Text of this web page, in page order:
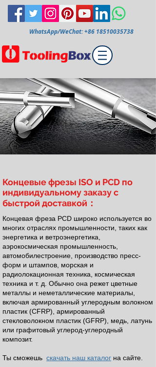
WhatsApp/WeChat:+86 18510035738
Концевые фрезы ISO и PCD по
индивидуальному заказу с
быстрой доставкой：
Концевая фреза PCD широко используется во
многих отраслях промышленности, таких как
энергетика и ветроэнергетика,
аэрокосмическая промышленность,
автомобилестроение, производство пресс-
форм и штампов, морская и
радиолокационная техника, космическая
техника и т. д. Обычно она режет цветные
металлы и неметаллические материалы,
включая армированный углеродным волокном
пластик (CFRP), армированный
стекловолокном пластик (GFRP), медь, латунь
или графитовый углерод-углеродный
композит.
Ты сможешь скачать наш каталог на сайте.